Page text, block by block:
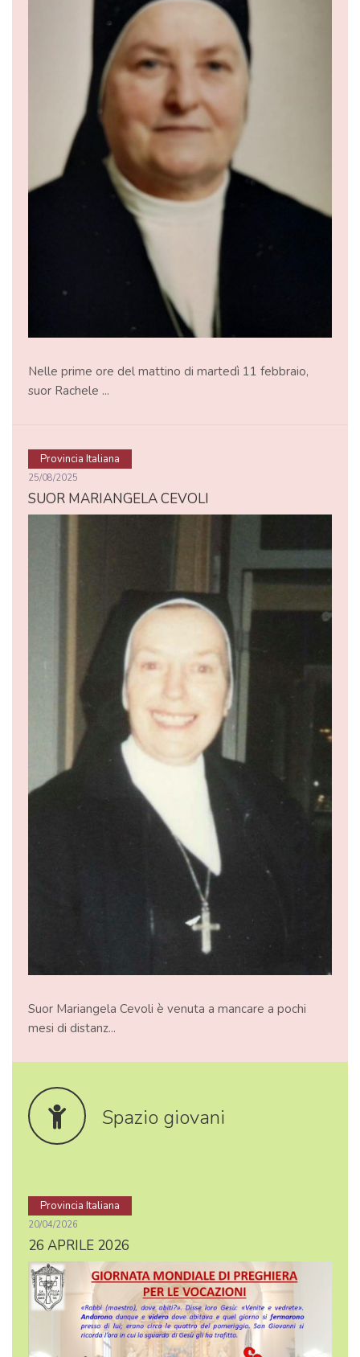
Nelle prime ore del mattino di martedì 11 febbraio,
suor Rachele ...
Provincia Italiana
25/08/2025
SUOR MARIANGELA CEVOLI
Suor Mariangela Cevoli è venuta a mancare a pochi
mesi di distanz...
Spazio giovani
Provincia Italiana
20/04/2026
26 APRILE 2026